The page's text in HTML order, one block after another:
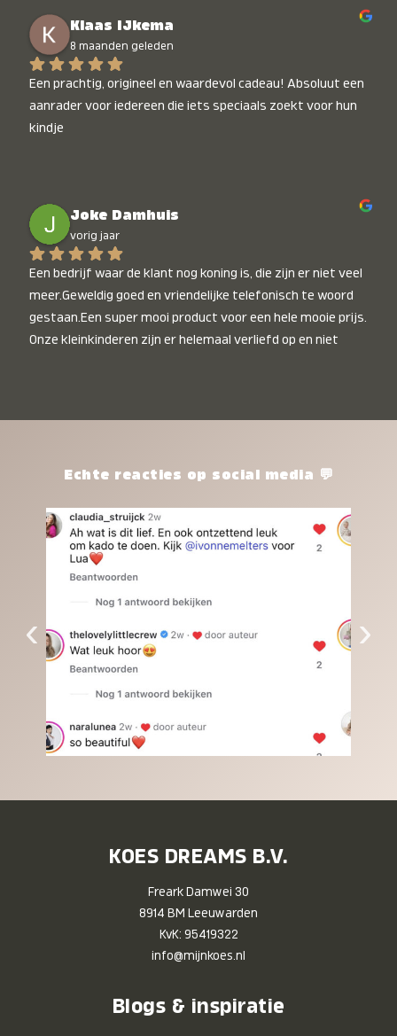
Klaas IJkema
8 maanden geleden
Een prachtig, origineel en waardevol cadeau! Absoluut een
aanrader voor iedereen die iets speciaals zoekt voor hun
kindje
Joke Damhuis
vorig jaar
Een bedrijf waar de klant nog koning is, die zijn er niet veel
meer.Geweldig goed en vriendelijke telefonisch te woord
gestaan.Een super mooi product voor een hele mooie prijs.
Onze kleinkinderen zijn er helemaal verliefd op en niet
het waard.Echte reacties op social media 💬
‹ ›
KOES DREAMS B.V.
Freark Damwei 30
8914 BM Leeuwarden
KvK: 95419322
info@mijnkoes.nl
Blogs & inspiratie